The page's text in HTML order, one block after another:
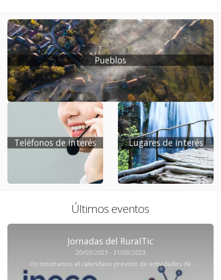
Pueblos
Teléfonos de interés Lugares de interés
Últimos eventos
Jornadas del RuralTic
20/03/2023 - 31/03/2023
Os mostramos el calendario previsto de actividades de
formación de la iniciativa "Rural TIC" de INECO. Aquellas